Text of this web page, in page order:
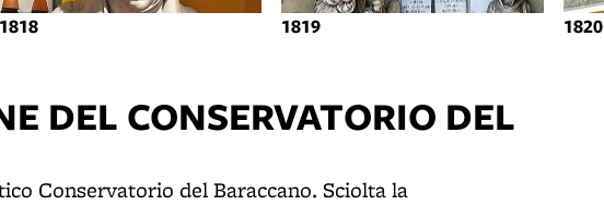
1818 1819 1820
DEL CONSERVATORIO DEL
Conservatorio del Baraccano. Sciolta la